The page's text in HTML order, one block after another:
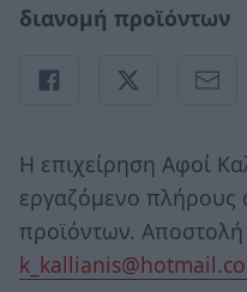
διανομή προϊόντων
Η επιχείρηση Αφοί
εργαζόμενο πλήρους
προϊόντων.